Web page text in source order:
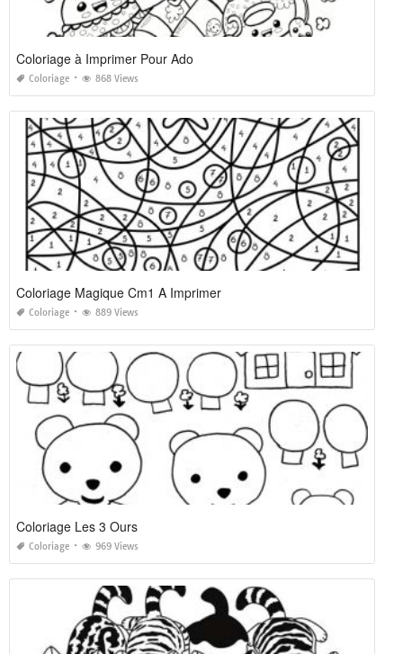
Coloriage à Imprimer Pour Ado
Coloriage 868 Views
Coloriage Magique Cm1 A Imprimer
Coloriage 889 Views
Coloriage Les 3 Ours
Coloriage 969 Views